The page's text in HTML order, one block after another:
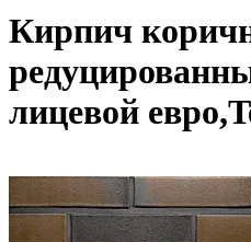
Кирпич
лицевой